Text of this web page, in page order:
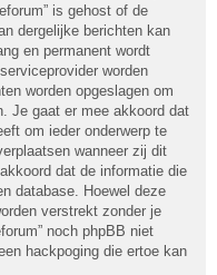
is gehost of de
dergelijke berichten kan
en permanent wordt
worden
worden opgeslagen om
Je gaat er mee akkoord dat
om ieder onderwerp te
wanneer zij dit
dat de informatie die
database. Hoewel deze
verstrekt zonder je
noch phpBB niet
hackpoging die ertoe kan